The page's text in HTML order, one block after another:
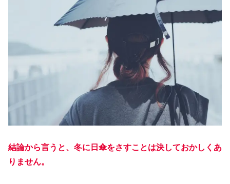
結論から言うと、冬に日傘をさすことは決しておかしくあ
りません。